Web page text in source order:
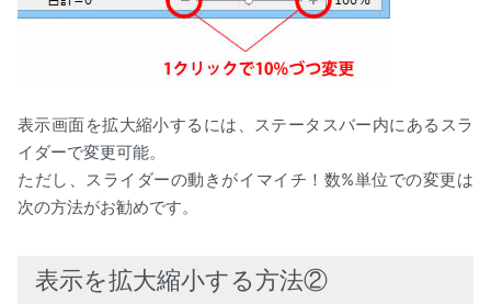
表示画面を拡大縮小するには、ステータスバー内にあるスラ
イダーで変更可能。
ただし、スライダーの動きがイマイチ！数%単位での変更は
次の方法がお勧めです。
表示を拡大縮小する方法②